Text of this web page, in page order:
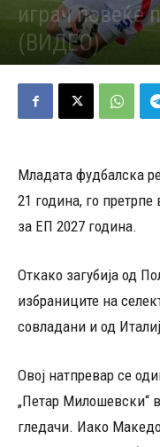
играч повеќе
(ВИДЕО)
Младата фудбалска
21 година, го
за ЕП 2027 година.
Откако загубија од
избраниците на
совладани и од
Овој натпревар се
„Петар Милошевски“
гледачи. Иако